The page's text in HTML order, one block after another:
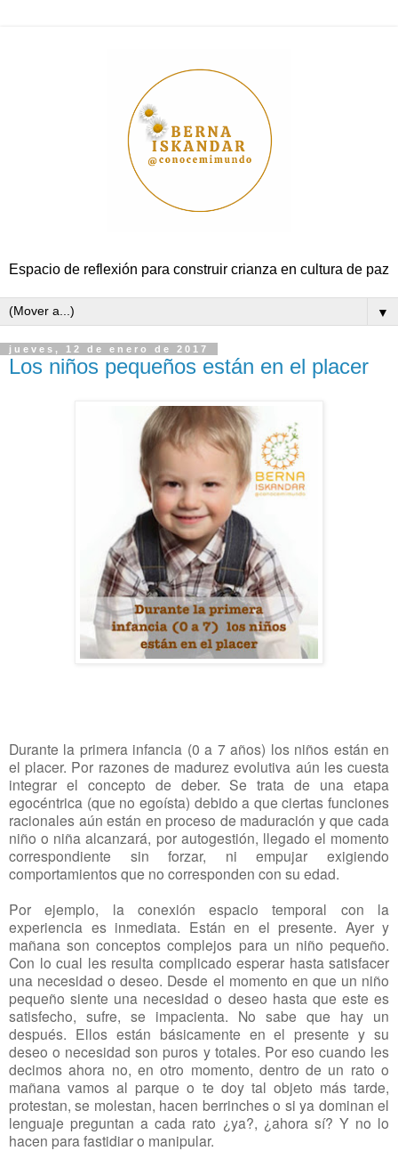
Espacio de reflexión para construir crianza en cultura de paz
▼
jueves, 12 de enero de 2017
Los niños pequeños están en el placer
Durante la primera infancia (0 a 7 años) los niños están en
el placer. Por razones de madurez evolutiva aún les cuesta
integrar el concepto de deber. Se trata de una etapa
egocéntrica (que no egoísta) debido a que ciertas funciones
racionales aún están en proceso de maduración y que cada
niño o niña alcanzará, por autogestión, llegado el momento
correspondiente sin forzar, ni empujar exigiendo
comportamientos que no corresponden con su edad.
Por ejemplo, la conexión espacio temporal con la
experiencia es inmediata. Están en el presente. Ayer y
mañana son conceptos complejos para un niño pequeño.
Con lo cual les resulta complicado esperar hasta satisfacer
una necesidad o deseo. Desde el momento en que un niño
pequeño siente una necesidad o deseo hasta que este es
satisfecho, sufre, se impacienta. No sabe que hay un
después. Ellos están básicamente en el presente y su
deseo o necesidad son puros y totales. Por eso cuando les
decimos ahora no, en otro momento, dentro de un rato o
mañana vamos al parque o te doy tal objeto más tarde,
protestan, se molestan, hacen berrinches o si ya dominan el
lenguaje preguntan a cada rato ¿ya?, ¿ahora sí? Y no lo
hacen para fastidiar o manipular.